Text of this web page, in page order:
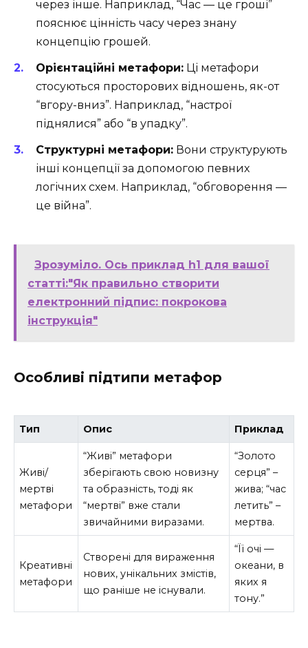
через інше. Наприклад, “Час — це гроші”
пояснює цінність часу через знану
концепцію грошей.
Орієнтаційні метафори: Ці метафори
стосуються просторових відношень, як-от
“вгору-вниз”. Наприклад, “настрої
піднялися” або “в упадку”.
Структурні метафори: Вони структурують
інші концепції за допомогою певних
логічних схем. Наприклад, “обговорення —
це війна”.
Зрозуміло. Ось приклад h1 для вашої
статті:"Як правильно створити
електронний підпис: покрокова
інструкція"
Особливі підтипи метафор
Тип Опис Приклад
Живі/
мертві
метафори
“Живі” метафори
зберігають свою новизну
та образність, тоді як
“мертві” вже стали
звичайними виразами.
“Золото
серця” –
жива; “час
летить” –
мертва.
Креативні
метафори
Створені для вираження
нових, унікальних змістів,
що раніше не існували.
“Її очі —
океани, в
яких я
тону.”